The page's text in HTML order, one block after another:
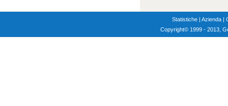
Statistiche | Azienda |
Copyright© 1999 - 2013,